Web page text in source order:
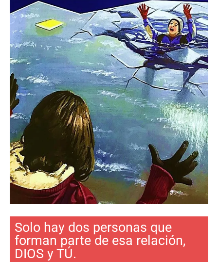
Solo hay dos personas que
forman parte de esa relación,
DIOS y TÚ.